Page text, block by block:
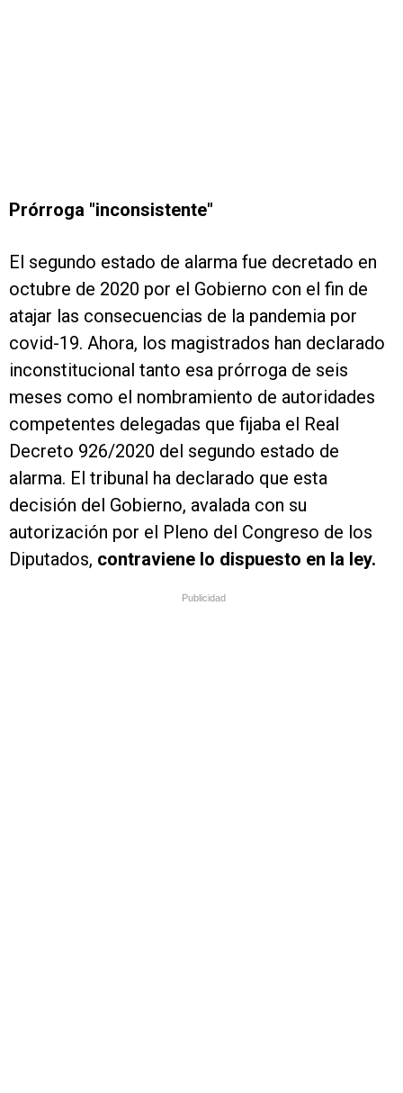
Prórroga "inconsistente"
El segundo estado de alarma fue decretado en
octubre de 2020 por el Gobierno con el fin de
atajar las consecuencias de la pandemia por
covid-19. Ahora, los magistrados han declarado
inconstitucional tanto esa prórroga de seis
meses como el nombramiento de autoridades
competentes delegadas que fijaba el Real
Decreto 926/2020 del segundo estado de
alarma. El tribunal ha declarado que esta
decisión del Gobierno, avalada con su
autorización por el Pleno del Congreso de los
Diputados, contraviene lo dispuesto en la ley.
Publicidad